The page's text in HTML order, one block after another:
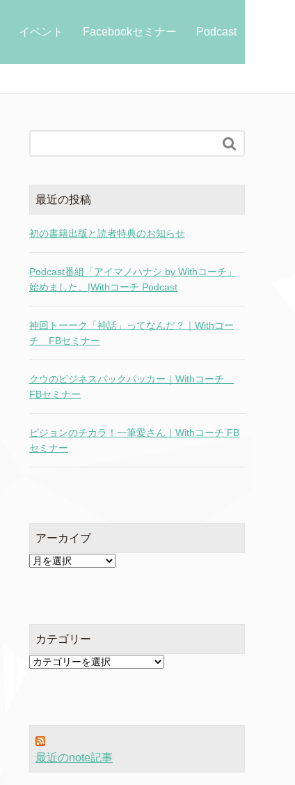
イベント Facebookセミナー Podcast

最近の投稿
初の書籍出版と読者特典のお知らせ
Podcast番組「アイマノハナシ by Withコーチ」
始めました。|Withコーチ Podcast
神回トーーク「神話」ってなんだ？｜Withコー
チ FBセミナー
クウのビジネスバックパッカー｜Withコーチ
FBセミナー
ビジョンのチカラ！一筆愛さん｜Withコーチ FB
セミナー
アーカイブ
ア
カテゴリー
カ
最近のnote記事